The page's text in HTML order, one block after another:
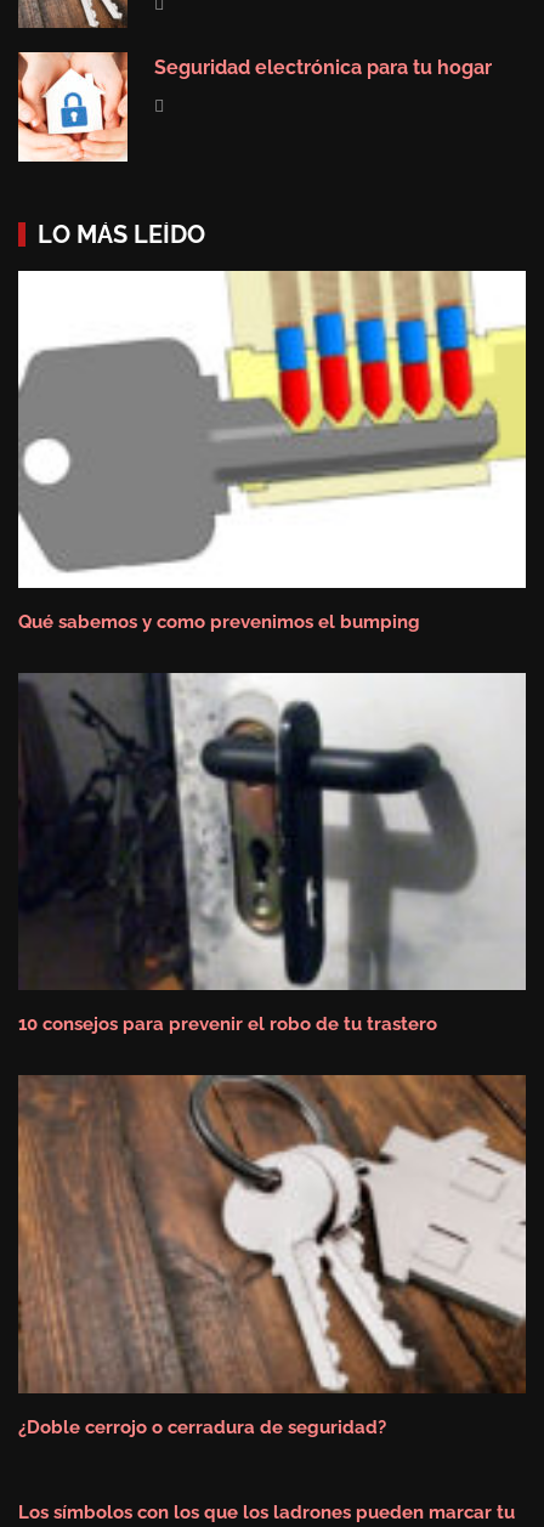
Seguridad electrónica para tu hogar
LO MÁS LEÍDO
Qué sabemos y como prevenimos el bumping
10 consejos para prevenir el robo de tu trastero
¿Doble cerrojo o cerradura de seguridad?
Los símbolos con los que los ladrones pueden marcar tu